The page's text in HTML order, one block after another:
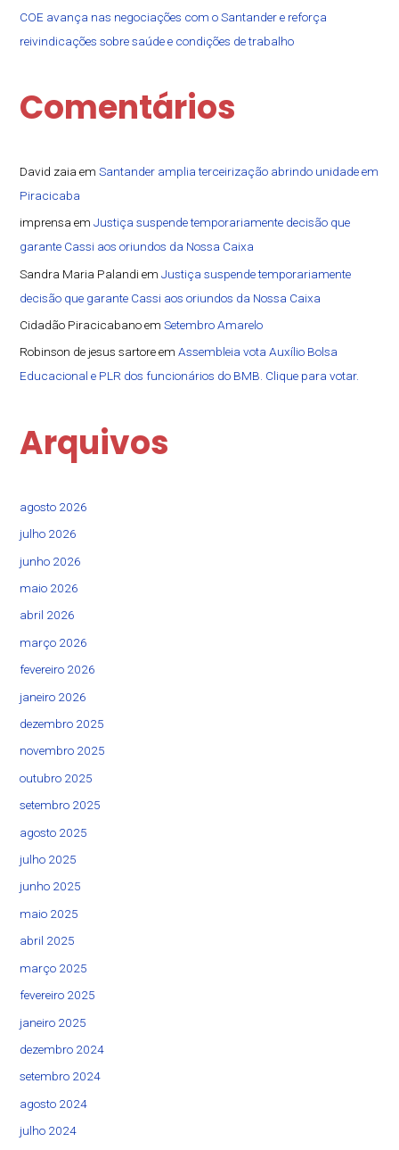
COE avança nas negociações com o Santander e reforça
reivindicações sobre saúde e condições de trabalho
Comentários
David zaia emSantander amplia terceirização abrindo unidade em
Piracicaba
imprensa emJustiça suspende temporariamente decisão que
garante Cassi aos oriundos da Nossa Caixa
Sandra Maria Palandi emJustiça suspende temporariamente
decisão que garante Cassi aos oriundos da Nossa Caixa
Cidadão PiracicabanoemSetembro Amarelo
Robinson de jesus sartoreemAssembleia vota Auxílio Bolsa
Educacional e PLR dos funcionários do BMB. Clique para votar.
Arquivos
agosto 2026
julho 2026
junho 2026
maio 2026
abril 2026
março 2026
fevereiro 2026
janeiro 2026
dezembro 2025
novembro 2025
outubro 2025
setembro 2025
agosto 2025
julho 2025
junho 2025
maio 2025
abril 2025
março 2025
fevereiro 2025
janeiro 2025
dezembro 2024
setembro 2024
agosto 2024
julho 2024